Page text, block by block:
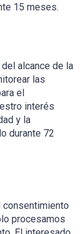
15 meses.
alcance de la
las
el
interés
y la
durante 72
consentimiento
procesamos